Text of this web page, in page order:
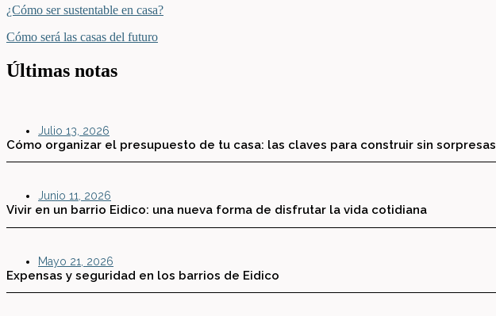
¿Cómo ser sustentable en casa?
Cómo será las casas del futuro
Últimas notas
Julio 13, 2026
Cómo organizar el presupuesto de tu casa: las claves para construir sin sorpresas
Junio 11, 2026
Vivir en un barrio Eidico: una nueva forma de disfrutar la vida cotidiana
Mayo 21, 2026
Expensas y seguridad en los barrios de Eidico